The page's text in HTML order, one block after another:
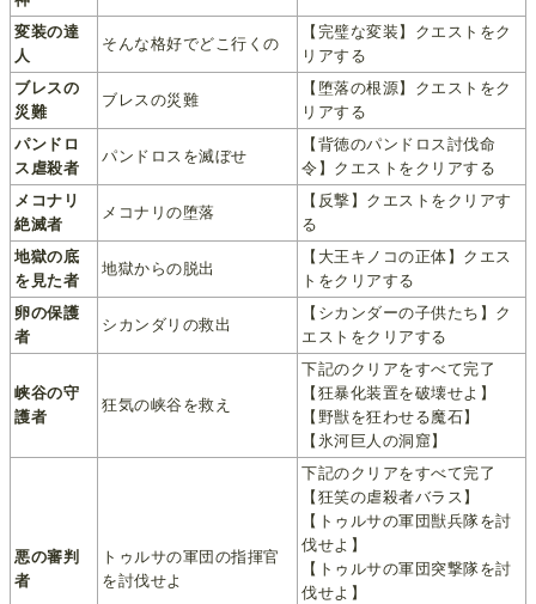
変装の達
人
そんな格好でどこ行くの
【完璧な変装】クエストをク
リアする
ブレスの
災難
ブレスの災難
【堕落の根源】クエストをク
リアする
パンドロ
ス虐殺者
パンドロスを滅ぼせ
【背徳のパンドロス討伐命
令】クエストをクリアする
メコナリ
絶滅者
メコナリの堕落
【反撃】クエストをクリアす
る
地獄の底
を見た者
地獄からの脱出
【大王キノコの正体】クエス
トをクリアする
卵の保護
者
シカンダリの救出
【シカンダーの子供たち】ク
エストをクリアする
峡谷の守
護者
狂気の峡谷を救え
下記のクリアをすべて完了
【狂暴化装置を破壊せよ】
【野獣を狂わせる魔石】
【氷河巨人の洞窟】
悪の審判
者
トゥルサの軍団の指揮官
を討伐せよ
下記のクリアをすべて完了
【狂笑の虐殺者バラス】
【トゥルサの軍団獣兵隊を討
伐せよ】
【トゥルサの軍団突撃隊を討
伐せよ】